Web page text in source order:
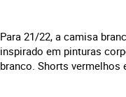
Para 21/22, a camisa
inspirado em pinturas
branco. Shorts